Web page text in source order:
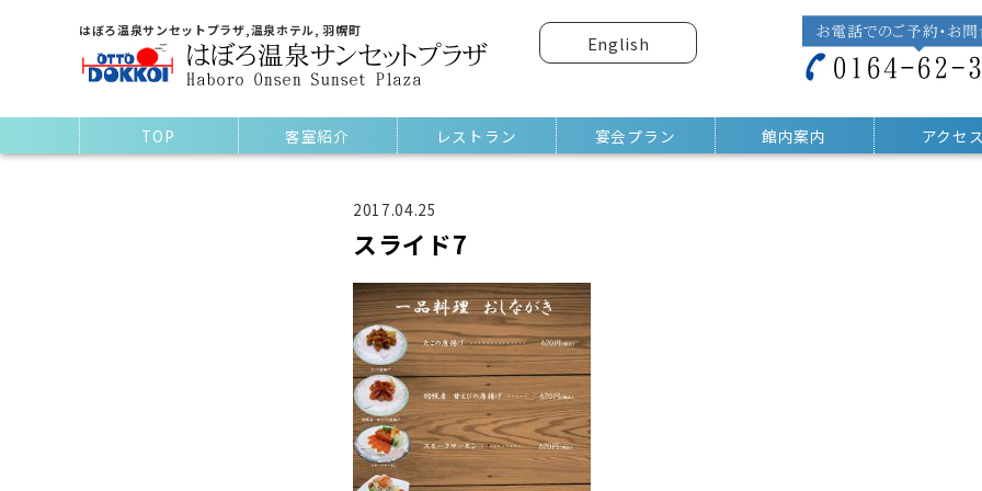
はぼろ温泉サンセットプラザ,温泉ホテル, 羽幌町
English
TOP 客室紹介 レストラン 宴会プラン 館内案内 アクセ
2017.04.25
スライド7